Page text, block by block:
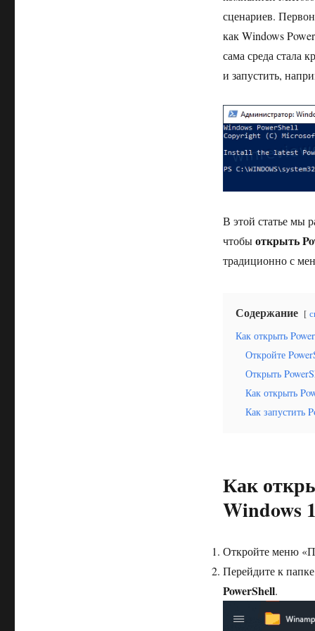
сценариев.
как Windows
сама среда стала
и запустить,
В этой статье мы
чтобыоткрыть
традиционно с
Содержание
Как открыть
Откройте
Открыть
Как открыть
Как запустить
Как
Windows
Откройте меню
Перейдите к
PowerShell.